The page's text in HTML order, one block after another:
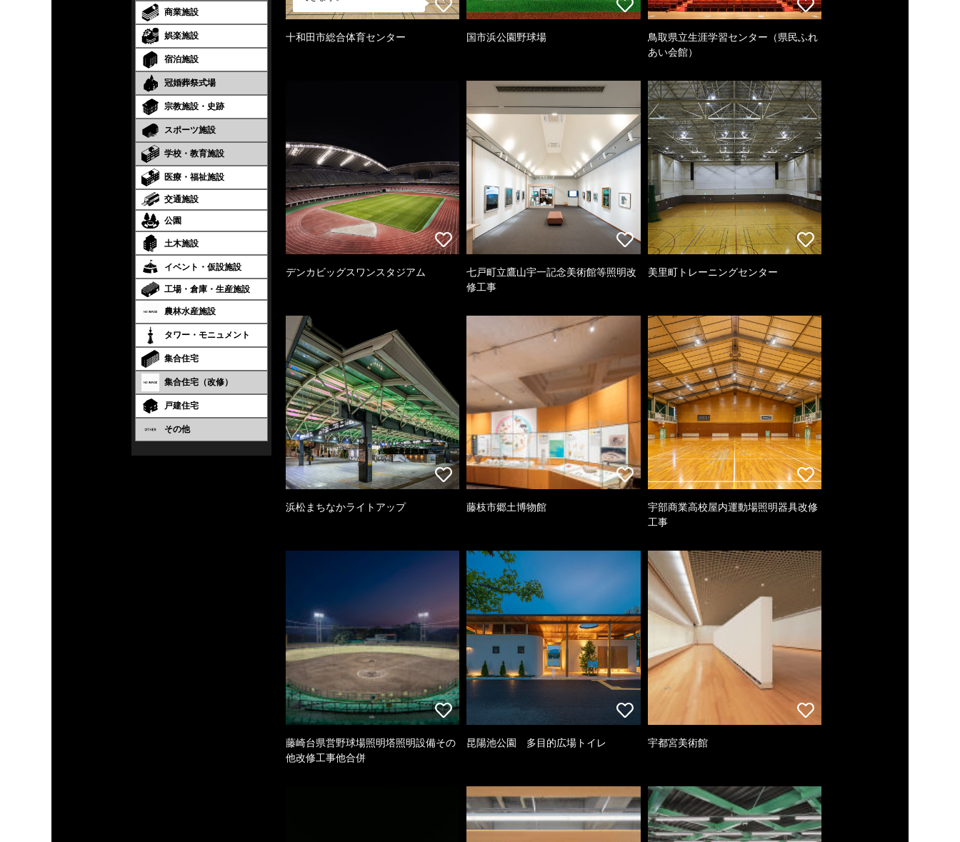
商業施設
娯楽施設
宿泊施設
冠婚葬祭式場
宗教施設・史跡
スポーツ施設
学校・教育施設
医療・福祉施設
交通施設
公園
土木施設
イベント・仮設施設
工場・倉庫・生産施設
農林水産施設
タワー・モニュメント
集合住宅
集合住宅（改修）
戸建住宅
その他
十和田市総合体育センター 国市浜公園野球場
鳥取県立生涯学習センター（県民ふれ
あい会館）
デンカビッグスワンスタジアム
七戸町立鷹山宇一記念美術館等照明改
修工事
美里町トレーニングセンター
浜松まちなかライトアップ 藤枝市郷土博物館
宇部商業高校屋内運動場照明器具改修
工事
藤崎台県営野球場照明塔照明設備その
他改修工事他合併
昆陽池公園 多目的広場トイレ 宇都宮美術館